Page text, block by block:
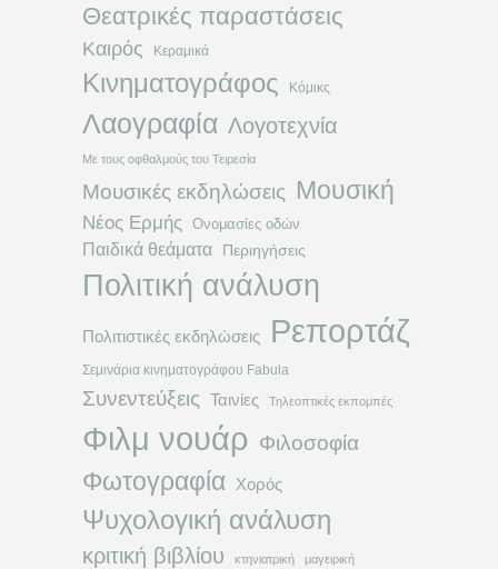
Θεατρικές παραστάσεις
Καιρός Κεραμικά
Κινηματογράφος Κόμικς
Λαογραφία Λογοτεχνία
Με τους οφθαλμούς του Τειρεσία
Μουσικές εκδηλώσεις Μουσική
Νέος Ερμής Ονομασίες οδών
Παιδικά θεάματα Περιηγήσεις
Πολιτική ανάλυση
Πολιτιστικές εκδηλώσεις Ρεπορτάζ
Σεμινάρια κινηματογράφου Fabula
Συνεντεύξεις Ταινίες Τηλεοπτικές εκπομπές
Φιλμ νουάρ Φιλοσοφία
Φωτογραφία Χορός
Ψυχολογική ανάλυση
κριτική βιβλίου κτηνιατρική μαγειρική